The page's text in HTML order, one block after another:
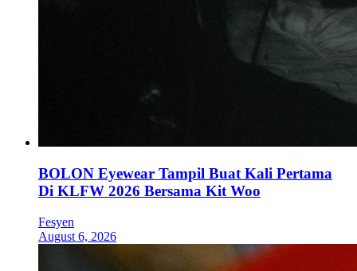
BOLON Eyewear Tampil Buat Kali Pertama
Di KLFW 2026 Bersama Kit Woo
Fesyen
August 6, 2026